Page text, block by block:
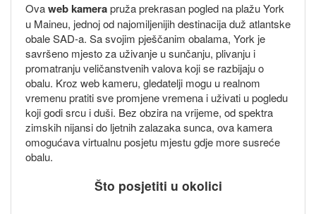
Ovaweb kamerapruža prekrasan pogled na plažu York
u Maineu, jednoj od najomiljenijih destinacija duž atlantske
obale SAD-a. Sa svojim pješčanim obalama, York je
savršeno mjesto za uživanje u sunčanju, plivanju i
promatranju veličanstvenih valova koji se razbijaju o
obalu. Kroz web kameru, gledatelji mogu u realnom
vremenu pratiti sve promjene vremena i uživati u pogledu
koji godi srcu i duši. Bez obzira na vrijeme, od spektra
zimskih nijansi do ljetnih zalazaka sunca, ova kamera
omogućava virtualnu posjetu mjestu gdje more susreće
obalu.
Što posjetiti u okolici